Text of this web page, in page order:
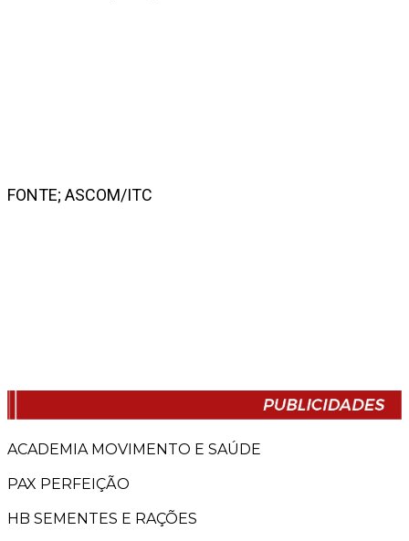
FONTE; ASCOM/ITC
ACADEMIA MOVIMENTO E SAÚDE
PAX PERFEIÇÃO
HB SEMENTES E RAÇÕES